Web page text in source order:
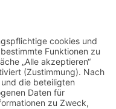
das Leben, den